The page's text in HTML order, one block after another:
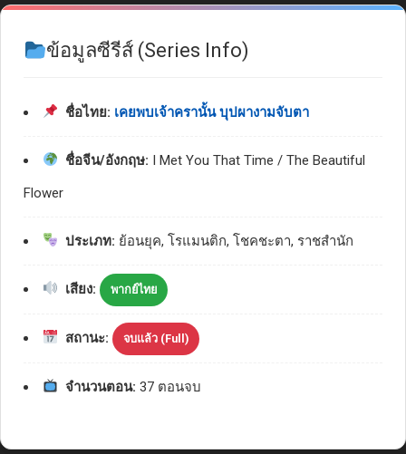
ข้อมูลซีรีส์ (Series Info)
ชื่อไทย: เคยพบเจ้าครานั้น บุปผางามจับตา
ชื่อจีน/อังกฤษ: I Met You That Time / The Beautiful
Flower
ประเภท: ย้อนยุค, โรแมนติก, โชคชะตา, ราชสำนัก
เสียง: พากย์ไทย
สถานะ: จบแล้ว (Full)
จำนวนตอน: 37 ตอนจบ